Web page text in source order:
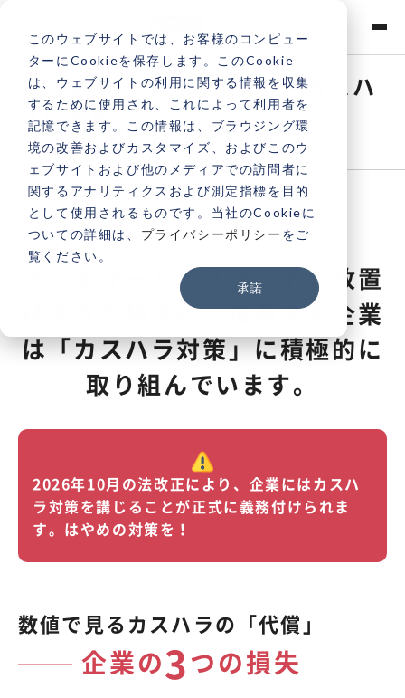
このウェブサイトでは、お客様のコンピュー
ターにCookieを保存します。このCookie
は、ウェブサイトの利用に関する情報を収集
するために使用され、これによって利用者を
記憶できます。この情報は、ブラウジング環
境の改善およびカスタマイズ、およびこのウ
ェブサイトおよび他のメディアでの訪問者に
関するアナリティクスおよび測定指標を目的
として使用されるものです。当社のCookieに
ついての詳細は、 プライバシーポリシー をご
覧ください。
承諾
カスタマーハラスメント（カスハ
ラ）対策
Customer Harassment Measures
活用シーン サービス紹介
カスタマーハラスメントの放置
は大きな損失に。成長する企業
は「カスハラ対策」に積極的に
取り組んでいます。
2026年10月の法改正により、企業にはカスハ
ラ対策を講じることが正式に義務付けられま
す。はやめの対策を！
数値で見るカスハラの「代償」
企業の3つの損失